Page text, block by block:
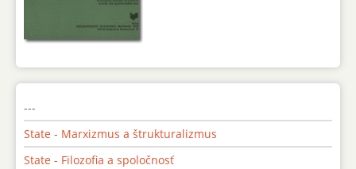
---
State - Marxizmus a štrukturalizmus
State - Filozofia a spoločnosť